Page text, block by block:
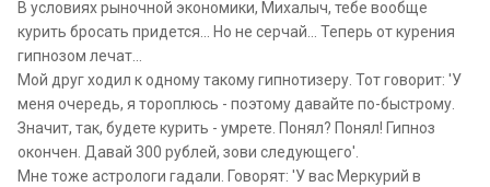
В условиях рыночной экономики, Михалыч, тебе вообще
курить бросать придется... Но не серчай... Теперь от курения
гипнозом лечат...
Мой друг ходил к одному такому гипнотизеру. Тот говорит: 'У
меня очередь, я тороплюсь - поэтому давайте по-быстрому.
Значит, так, будете курить - умрете. Понял? Понял! Гипноз
окончен. Давай 300 рублей, зови следующего'.
Мне тоже астрологи гадали. Говорят: 'У вас Меркурий в